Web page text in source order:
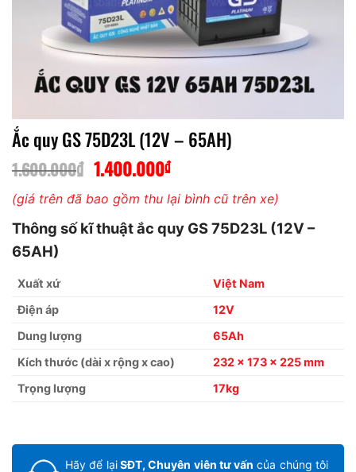
Ắc quy GS 75D23L (12V – 65AH)
1.600.000₫ Giá
gốc
là:
1.600.000₫.
1.400.000₫Giá
hiện
tại
là:
1.400.000₫.
(giá trên đã bao gồm thu lại bình cũ trên xe)
Thông số kĩ thuật ắc quy GS 75D23L (12V –
65AH)
Xuất xứ
Việt Nam
Điện áp
12V
Dung lượng
65Ah
Kích thước (dài x rộng x cao)
232 x 173 x 225 mm
Trọng lượng
17kg
Hãy để lạiSĐT, Chuyên viên tư vấn của chúng tôi